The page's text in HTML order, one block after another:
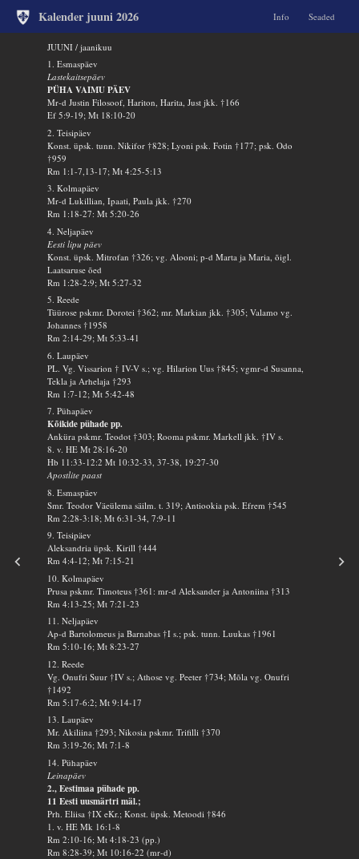
Kalender juuni 2026 Info Seaded
JUUNI / jaanikuu
1. Esmaspäev
Lastekaitsepäev
PÜHA VAIMU PÄEV
Mr-d Justin Filosoof, Hariton, Harita, Just jkk. †166
Ef 5:9-19; Mt 18:10-20
2. Teisipäev
Konst. üpsk. tunn. Nikifor †828; Lyoni psk. Fotin †177; psk. Odo
†959
Rm 1:1-7,13-17; Mt 4:25-5:13
3. Kolmapäev
Mr-d Lukillian, Ipaati, Paula jkk. †270
Rm 1:18-27: Mt 5:20-26
4. Neljapäev
Eesti lipu päev
Konst. üpsk. Mitrofan †326; vg. Alooni; p-d Marta ja Maria, õigl.
Laatsaruse õed
Rm 1:28-2:9; Mt 5:27-32
5. Reede
Tüürose pskmr. Dorotei †362; mr. Markian jkk. †305; Valamo vg.
Johannes †1958
Rm 2:14-29; Mt 5:33-41
6. Laupäev
PL. Vg. Vissarion † IV-V s.; vg. Hilarion Uus †845; vgmr-d Susanna,
Tekla ja Arhelaja †293
Rm 1:7-12; Mt 5:42-48
7. Pühapäev
Kõikide pühade pp.
Anküra pskmr. Teodot †303; Rooma pskmr. Markell jkk. †IV s.
8. v. HE Mt 28:16-20
Hb 11:33-12:2 Mt 10:32-33, 37-38, 19:27-30
Apostlite paast
8. Esmaspäev
Smr. Teodor Väeülema säilm. t. 319; Antiookia psk. Efrem †545
Rm 2:28-3:18; Mt 6:31-34, 7:9-11
9. Teisipäev
Aleksandria üpsk. Kirill †444
Rm 4:4-12; Mt 7:15-21
10. Kolmapäev
Prusa pskmr. Timoteus †361: mr-d Aleksander ja Antoniina †313
Rm 4:13-25; Mt 7:21-23
11. Neljapäev
Ap-d Bartolomeus ja Barnabas †I s.; psk. tunn. Luukas †1961
Rm 5:10-16; Mt 8:23-27
12. Reede
Vg. Onufri Suur †IV s.; Athose vg. Peeter †734; Mõla vg. Onufri
†1492
Rm 5:17-6:2; Mt 9:14-17
13. Laupäev
Mr. Akiliina †293; Nikosia pskmr. Trifilli †370
Rm 3:19-26; Mt 7:1-8
14. Pühapäev
Leinapäev
2., Eestimaa pühade pp.
11 Eesti uusmärtri mäl.;
Prh. Eliisa †IX eKr.; Konst. üpsk. Metoodi †846
1. v. HE Mk 16:1-8
Rm 2:10-16; Mt 4:18-23 (pp.)
Rm 8:28-39; Mt 10:16-22 (mr-d)